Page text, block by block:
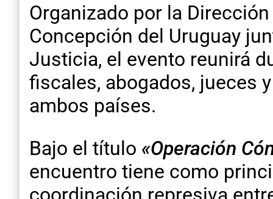
Organizado por la
Concepción del Uruguay
Justicia, el evento reunirá
fiscales, abogados, jueces
ambos países.
Bajo el título «Operación
encuentro tiene como